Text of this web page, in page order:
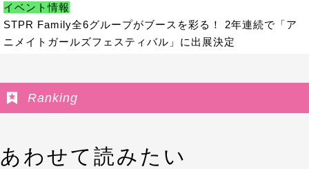
イベント情報
STPR Family全6グループがブースを彩る！ 2年連続で「ア
ニメイトガールズフェスティバル」に出展決定
Ranking
あわせて読みたい